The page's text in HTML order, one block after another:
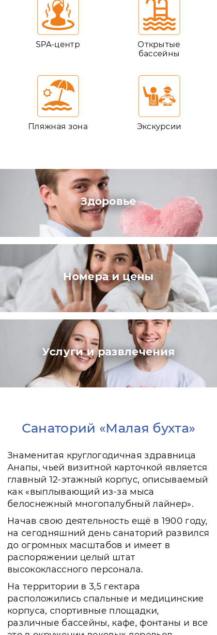
SPA-центр
Открытые
бассейны
Пляжная зона Экскурсии
Здоровье
Номера и цены
Услуги и развлечения
Санаторий «Малая бухта»
Знаменитая круглогодичная здравница
Анапы, чьей визитной карточкой является
главный 12-этажный корпус, описываемый
как «выплывающий из-за мыса
белоснежный многопалубный лайнер».
Начав свою деятельность ещё в 1900 году,
на сегодняшний день санаторий развился
до огромных масштабов и имеет в
распоряжении целый штат
высококлассного персонала.
На территории в 3,5 гектара
расположились спальные и медицинские
корпуса, спортивные площадки,
различные бассейны, кафе, фонтаны и все